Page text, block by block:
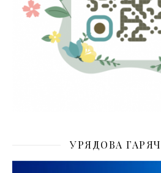
УРЯДОВА